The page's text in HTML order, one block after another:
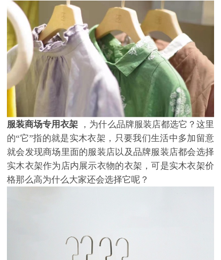
服装商场专用衣架
，为什么品牌服装店都选它？这里
的“它”指的就是实木衣架，只要我们生活中多加留意
就会发现商场里面的服装店以及品牌服装店都会选择
实木衣架作为店内展示衣物的衣架，可是实木衣架价
格那么高为什么大家还会选择它呢？